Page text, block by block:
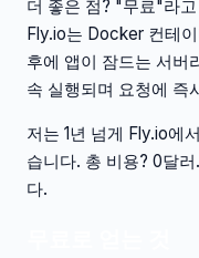
더 좋은 점? "무료"라
Fly.io는 Docker 컨테
후에 앱이 잠드는 서버
속 실행되며 요청에 즉
저는 1년 넘게 Fly.io에
습니다. 총 비용? 0달
다.